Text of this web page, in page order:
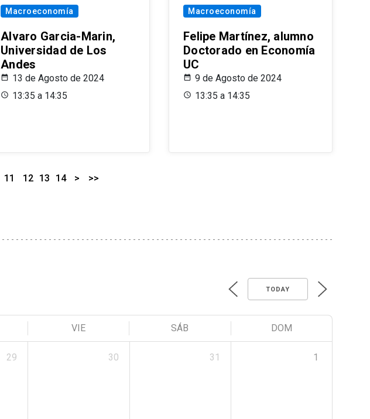
Macroeconomía
Alvaro Garcia-Marin,
Universidad de Los
Andes
13 de Agosto de 2024
13:35 a 14:35
Macroeconomía
Felipe Martínez, alumno
Doctorado en Economía
UC
9 de Agosto de 2024
13:35 a 14:35
11 12 13 14 > >>
TODAY
VIE SÁB DOM
29 30 31 1